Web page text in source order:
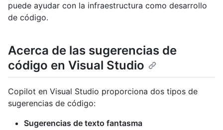
puede ayudar con la infraestructura como desarrollo
de código.
Acerca de las sugerencias de
código en Visual Studio
Copilot en Visual Studio proporciona dos tipos de
sugerencias de código:
Sugerencias de texto fantasma